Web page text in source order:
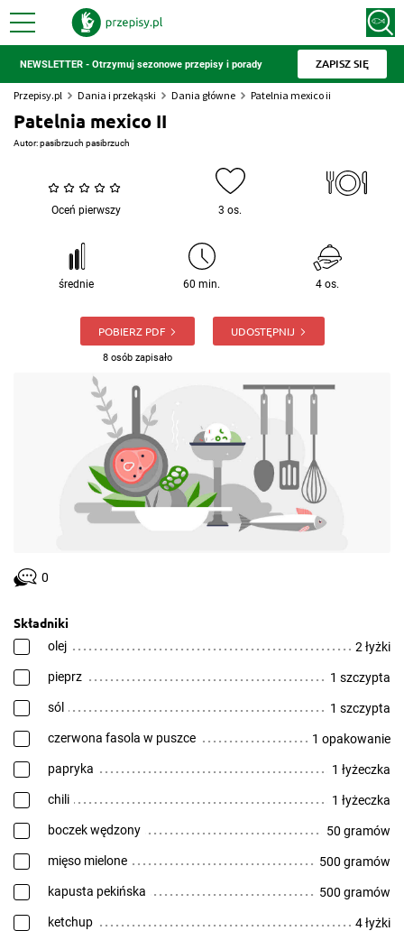
NEWSLETTER - Otrzymuj sezonowe przepisy i porady ZAPISZ SIĘ
Przepisy.pl Dania i przekąski Dania główne Patelnia mexico ii
Patelnia mexico II
Autor:pasibrzuch pasibrzuch
Oceń pierwszy 3 os.
średnie 60 min. 4 os.
POBIERZ PDF
8 osób zapisało
UDOSTĘPNIJ
0
Składniki
olej 2 łyżki
pieprz 1 szczypta
sól 1 szczypta
czerwona fasola w puszce 1 opakowanie
papryka 1 łyżeczka
chili 1 łyżeczka
boczek wędzony 50 gramów
mięso mielone 500 gramów
kapusta pekińska 500 gramów
ketchup 4 łyżki